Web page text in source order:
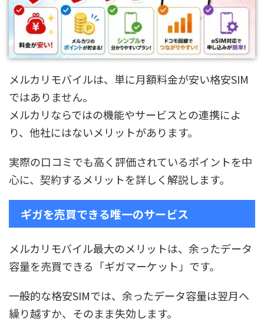
メルカリモバイルは、単に月額料金が安い格安SIM
ではありません。
メルカリならではの機能やサービスとの連携によ
り、他社にはないメリットがあります。
実際の口コミでも高く評価されているポイントを中
心に、契約するメリットを詳しく解説します。
ギガを売買できる唯一のサービス
メルカリモバイル最大のメリットは、余ったデータ
容量を売買できる「ギガマーケット」です。
一般的な格安SIMでは、余ったデータ容量は翌月へ
繰り越すか、そのまま失効します。